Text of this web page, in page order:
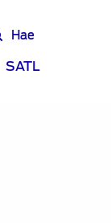
Hae
Hae
SATL